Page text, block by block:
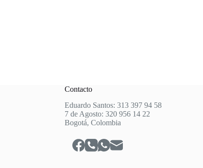
Contacto
Eduardo Santos: 313 397 94 58
7 de Agosto: 320 956 14 22
Bogotá, Colombia